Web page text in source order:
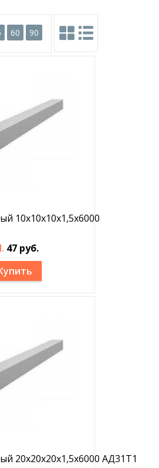
60 90
10х10х10х1,5х6000
47 руб.
20х20х20х1,5х6000 АД31Т1